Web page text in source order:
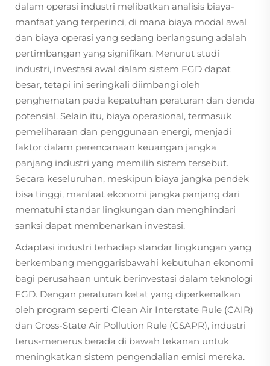
dalam operasi industri melibatkan analisis biaya-
manfaat yang terperinci, di mana biaya modal awal
dan biaya operasi yang sedang berlangsung adalah
pertimbangan yang signifikan. Menurut studi
industri, investasi awal dalam sistem FGD dapat
besar, tetapi ini seringkali diimbangi oleh
penghematan pada kepatuhan peraturan dan denda
potensial. Selain itu, biaya operasional, termasuk
pemeliharaan dan penggunaan energi, menjadi
faktor dalam perencanaan keuangan jangka
panjang industri yang memilih sistem tersebut.
Secara keseluruhan, meskipun biaya jangka pendek
bisa tinggi, manfaat ekonomi jangka panjang dari
mematuhi standar lingkungan dan menghindari
sanksi dapat membenarkan investasi.
Adaptasi industri terhadap standar lingkungan yang
berkembang menggarisbawahi kebutuhan ekonomi
bagi perusahaan untuk berinvestasi dalam teknologi
FGD. Dengan peraturan ketat yang diperkenalkan
oleh program seperti Clean Air Interstate Rule (CAIR)
dan Cross-State Air Pollution Rule (CSAPR), industri
terus-menerus berada di bawah tekanan untuk
meningkatkan sistem pengendalian emisi mereka.